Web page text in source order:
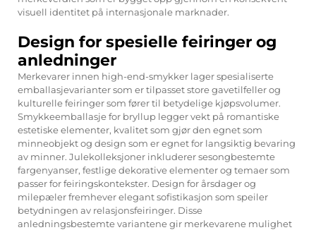
visuell identitet på internasjonale marknader.
Design for spesielle feiringer og
anledninger
Merkevarer innen high-end-smykker lager spesialiserte
emballasjevarianter som er tilpasset store gavetilfeller og
kulturelle feiringer som fører til betydelige kjøpsvolumer.
Smykkeemballasje for bryllup legger vekt på romantiske
estetiske elementer, kvalitet som gjør den egnet som
minneobjekt og design som er egnet for langsiktig bevaring
av minner. Julekolleksjoner inkluderer sesongbestemte
fargenyanser, festlige dekorative elementer og temaer som
passer for feiringskontekster. Design for årsdager og
milepæler fremhever elegant sofistikasjon som speiler
betydningen av relasjonsfeiringer. Disse
anledningsbestemte variantene gir merkevarene mulighet